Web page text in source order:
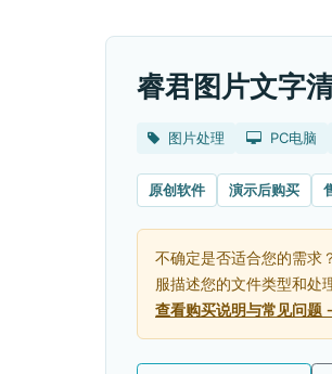
睿君图片文字
图片处理 PC电脑
原创软件 演示后购买
不确定是否适合您的需求
服描述您的文件类型和处
查看购买说明与常见问题